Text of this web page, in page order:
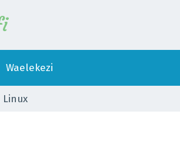
Waelekezi
Linux